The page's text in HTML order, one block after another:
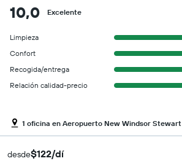
10,0 Excelente
Limpieza
Confort
Recogida/entrega
Relación calidad-precio
1 oficina en Aeropuerto New Windsor Stewart
desde$122/dí